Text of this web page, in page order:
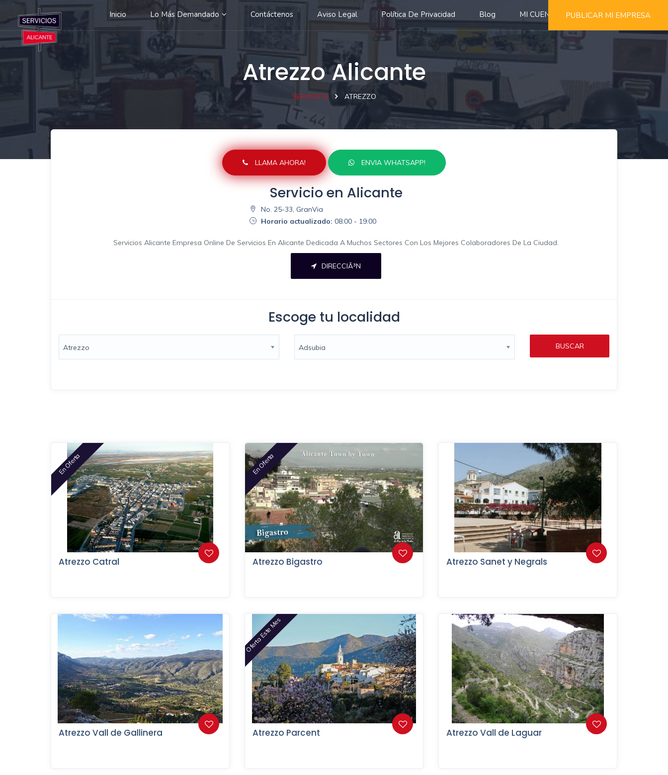
Inicio Lo Más Demandado Contáctenos Aviso Legal Política De Privacidad Blog MI CUENTA PUBLICAR MI EMPRESA
Atrezzo Alicante
SERVICIOS ATREZZO
LLAMA AHORA! ENVIA WHATSAPP!
Servicio en Alicante
No. 25-33, GranVia
Horario actualizado: 08:00 - 19:00
Servicios Alicante Empresa Online De Servicios En Alicante Dedicada A Muchos Sectores Con Los Mejores Colaboradores De La Ciudad.
DIRECCIÃ³N
Escoge tu localidad
Atrezzo Adsubia BUSCAR
En Oferta
Atrezzo Catral
En Oferta
Atrezzo Bigastro Atrezzo Sanet y Negrals
Atrezzo Vall de Gallinera
Oferta Este Mes
Atrezzo Parcent Atrezzo Vall de Laguar